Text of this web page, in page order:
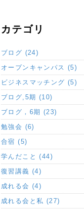
カテゴリ
ブログ (24)
オープンキャンパス (5)
ビジネスマッチング (5)
ブログ,5期 (10)
ブログ，6期 (23)
勉強会 (6)
合宿 (5)
学んだこと (44)
復習講義 (4)
成れる会 (4)
成れる会と私 (27)